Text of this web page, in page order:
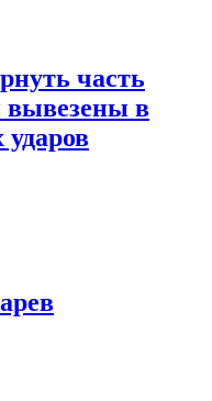
часть
вывезены в